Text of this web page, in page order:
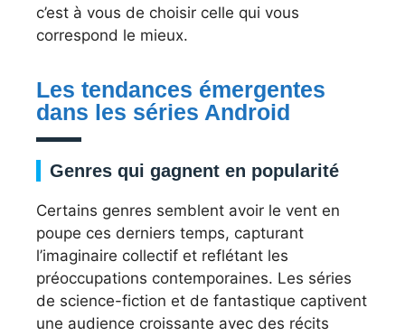
c’est à vous de choisir celle qui vous
correspond le mieux.
Les tendances émergentes
dans les séries Android
Genres qui gagnent en popularité
Certains genres semblent avoir le vent en
poupe ces derniers temps, capturant
l’imaginaire collectif et reflétant les
préoccupations contemporaines. Les séries
de science-fiction et de fantastique captivent
une audience croissante avec des récits